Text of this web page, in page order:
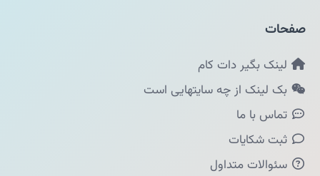
صفحات
لینک بگیر دات کام
بک لینک از چه سایتهایی است
تماس با ما
ثبت شکایات
سئوالات متداول